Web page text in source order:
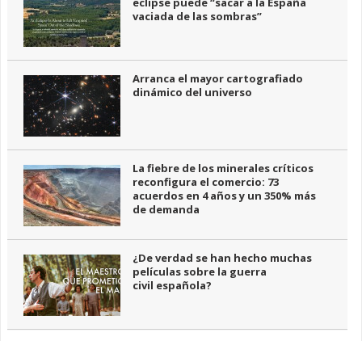
vaciada de las sombras”
Arranca el mayor cartografiado
dinámico del universo
La fiebre de los minerales críticos
reconfigura el comercio: 73
acuerdos en 4 años y un 350% más
de demanda
¿De verdad se han hecho muchas
películas sobre la guerra
civil española?